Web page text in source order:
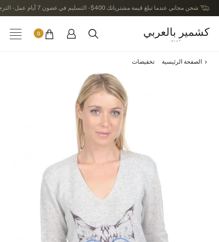
شحن مجاني عندما تبلغ قيمة مشترياتك 400$ - التسليم في غضون 7 أيام عمل - الترجيع في خلال 14 يوماً بعد الاستلام
كشمير بالعربي
عربى
0
الصفحة الرئيسية تخفيضات